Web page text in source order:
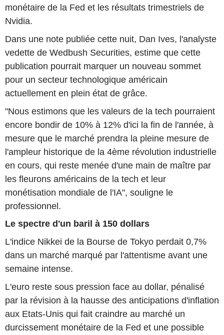
monétaire de la Fed et les résultats trimestriels de
Nvidia.
Dans une note publiée cette nuit, Dan Ives, l'analyste
vedette de Wedbush Securities, estime que cette
publication pourrait marquer un nouveau sommet
pour un secteur technologique américain
actuellement en plein état de grâce.
"Nous estimons que les valeurs de la tech pourraient
encore bondir de 10% à 12% d'ici la fin de l'année, à
mesure que le marché prendra la pleine mesure de
l'ampleur historique de la 4ème révolution industrielle
en cours, qui reste menée d'une main de maître par
les fleurons américains de la tech et leur
monétisation mondiale de l'IA", souligne le
professionnel.
Le spectre d'un baril à 150 dollars
L'indice Nikkei de la Bourse de Tokyo perdait 0,7%
dans un marché marqué par l'attentisme avant une
semaine intense.
L'euro reste sous pression face au dollar, pénalisé
par la révision à la hausse des anticipations d'inflation
aux Etats-Unis qui fait craindre au marché un
durcissement monétaire de la Fed et une possible